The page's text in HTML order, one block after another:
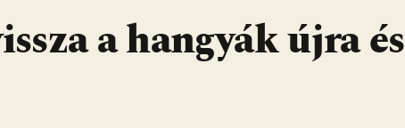
a hangyák újra és